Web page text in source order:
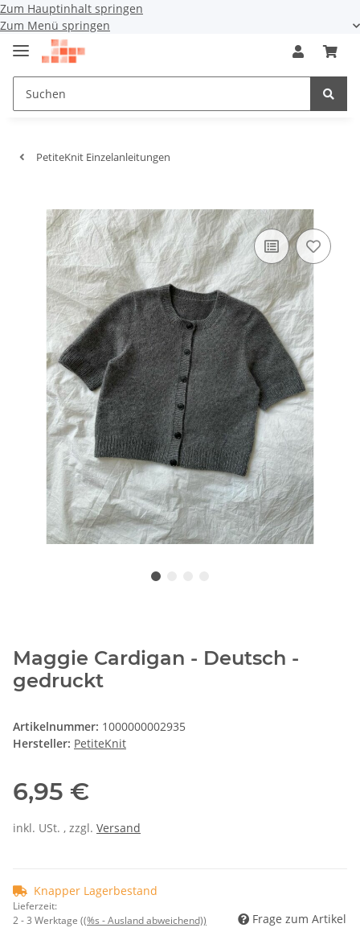
Zum Hauptinhalt springen
Zum Menü springen
PetiteKnit Einzelanleitungen
Maggie Cardigan - Deutsch -
gedruckt
Artikelnummer: 1000000002935
Hersteller: PetiteKnit
6,95 €
inkl. USt. , zzgl. Versand
Knapper Lagerbestand
Lieferzeit:
2 - 3 Werktage ((%s - Ausland abweichend)) Frage zum Artikel